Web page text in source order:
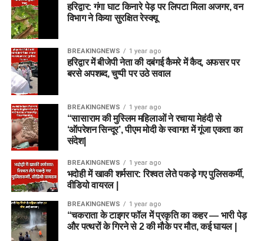
हरिद्वार: गंगा घाट किनारे पेड़ पर लिपटा मिला अजगर, वन
विभाग ने किया सुरक्षित रेस्क्यू
BREAKINGNEWS 1 year ago
हरिद्वार में बीजेपी नेता की दबंगई कैमरे में कैद, अफसर पर
बरसे अपशब्द, चुप्पी पर उठे सवाल
BREAKINGNEWS 1 year ago
“सासाराम की मुस्लिम महिलाओं ने रचाया मेहंदी से
‘ऑपरेशन सिन्दूर’, पीएम मोदी के स्वागत में गूंजा एकता का
संदेश|
BREAKINGNEWS 1 year ago
भदोही में खाकी शर्मसार: रिश्वत लेते पकड़े गए पुलिसकर्मी,
वीडियो वायरल |
BREAKINGNEWS 1 year ago
“चकराता के टाइगर फॉल में प्रकृति का कहर — भारी पेड़
और पत्थरों के गिरने से 2 की मौके पर मौत, कई घायल |